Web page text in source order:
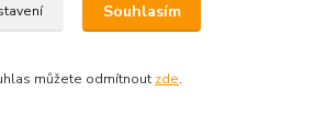
Souhlasím
můžete odmítnout zde.